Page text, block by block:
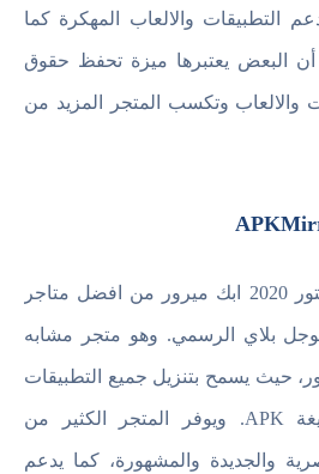
التطبيقات والالعاب المهكرة كما
أن البعض يعتبرها ميزة تحفظ حقوق
والالعاب وتكسب المتجر المزيد من
أيضاً يُعد متجر اندرويد ستور 2020 ابك ميرور من افضل متاجر
جوجل بلاي الرسمي. وهو متجر مشابه
حيث يسمح بتنزيل جميع التطبيقات
والالعاب من خلاله بصيغة APK. ويوفر المتجر الكثير من
والجديدة والمشهورة، كما يدعم